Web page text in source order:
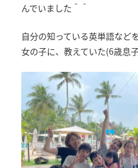
んでいました＾＾
自分の知っている英単語など
女の子に、教えていた(6歳息